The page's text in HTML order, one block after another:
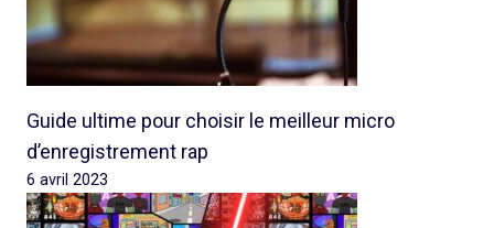
Guide ultime pour choisir le meilleur micro
d’enregistrement rap
6 avril 2023